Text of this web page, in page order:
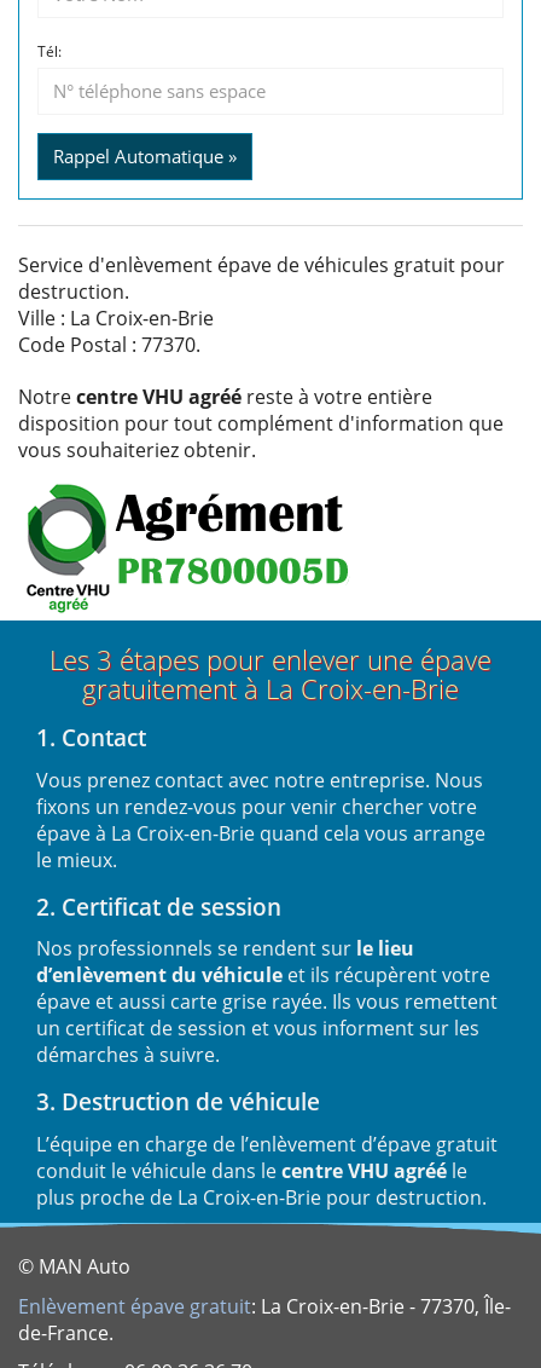
Tél:
Rappel Automatique »
Service d'enlèvement épave de véhicules gratuit pour
destruction.
Ville : La Croix-en-Brie
Code Postal : 77370.
Notrecentre VHU agréé reste à votre entière
disposition pour tout complément d'information que
vous souhaiteriez obtenir.
Les 3 étapes pour enlever une épave
gratuitement à La Croix-en-Brie
1. Contact
Vous prenez contact avec notre entreprise. Nous
fixons un rendez-vous pour venir chercher votre
épave à La Croix-en-Brie quand cela vous arrange
le mieux.
2. Certificat de session
Nos professionnels se rendent sur le lieu
d’enlèvement du véhicule et ils récupèrent votre
épave et aussi carte grise rayée. Ils vous remettent
un certificat de session et vous informent sur les
démarches à suivre.
3. Destruction de véhicule
L’équipe en charge de l’enlèvement d’épave gratuit
conduit le véhicule dans lecentre VHU agréé le
plus proche de La Croix-en-Brie pour destruction.
© MAN Auto
Enlèvement épave gratuit: La Croix-en-Brie - 77370, Île-
de-France.